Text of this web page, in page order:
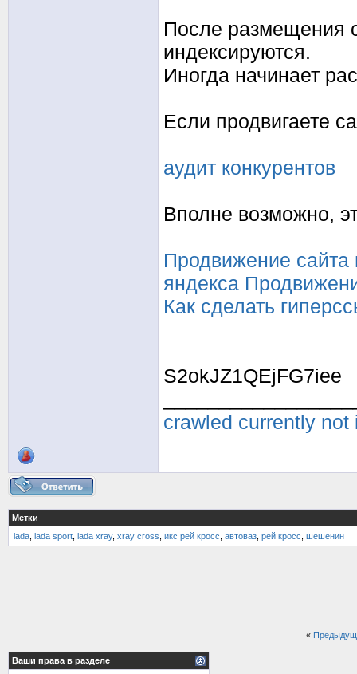
После размещения
индексируются.
Иногда начинает
Если продвигаете
аудит конкурентов
Вполне возможно,
Продвижение
яндекса
Как сделать
S2okJZ1QEjFG7iee
crawled currently not
Метки
lada lada sport lada xray, xray cross икс рей кросс автоваз рей кросс шешенин
«
Ваши права в разделе